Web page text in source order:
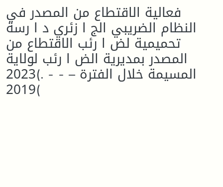
فعالية الاقتطاع من المصدر في
النظام الضريبي الج ا زئري د ا رسة
تحميمية لض ا رئب الاقتطاع من
المصدر بمديرية الض ا رئب لولاية
المسيمة خلال الفترة – - - .)2023
2019(